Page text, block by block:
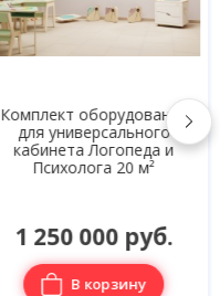
Комплект оборудования
для универсального
кабинета Логопеда и
Психолога 20 м²
1 250 000 руб.
В корзину